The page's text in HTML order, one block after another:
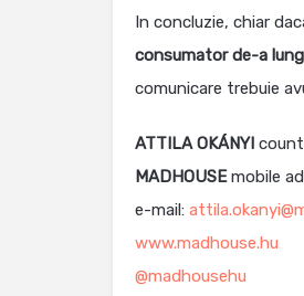
In concluzie, chiar
consumator de-a
comunicare trebuie
ATTILA OKÁNYI
MADHOUSEmobile
e-mail:
www.madhouse.hu
@madhousehu